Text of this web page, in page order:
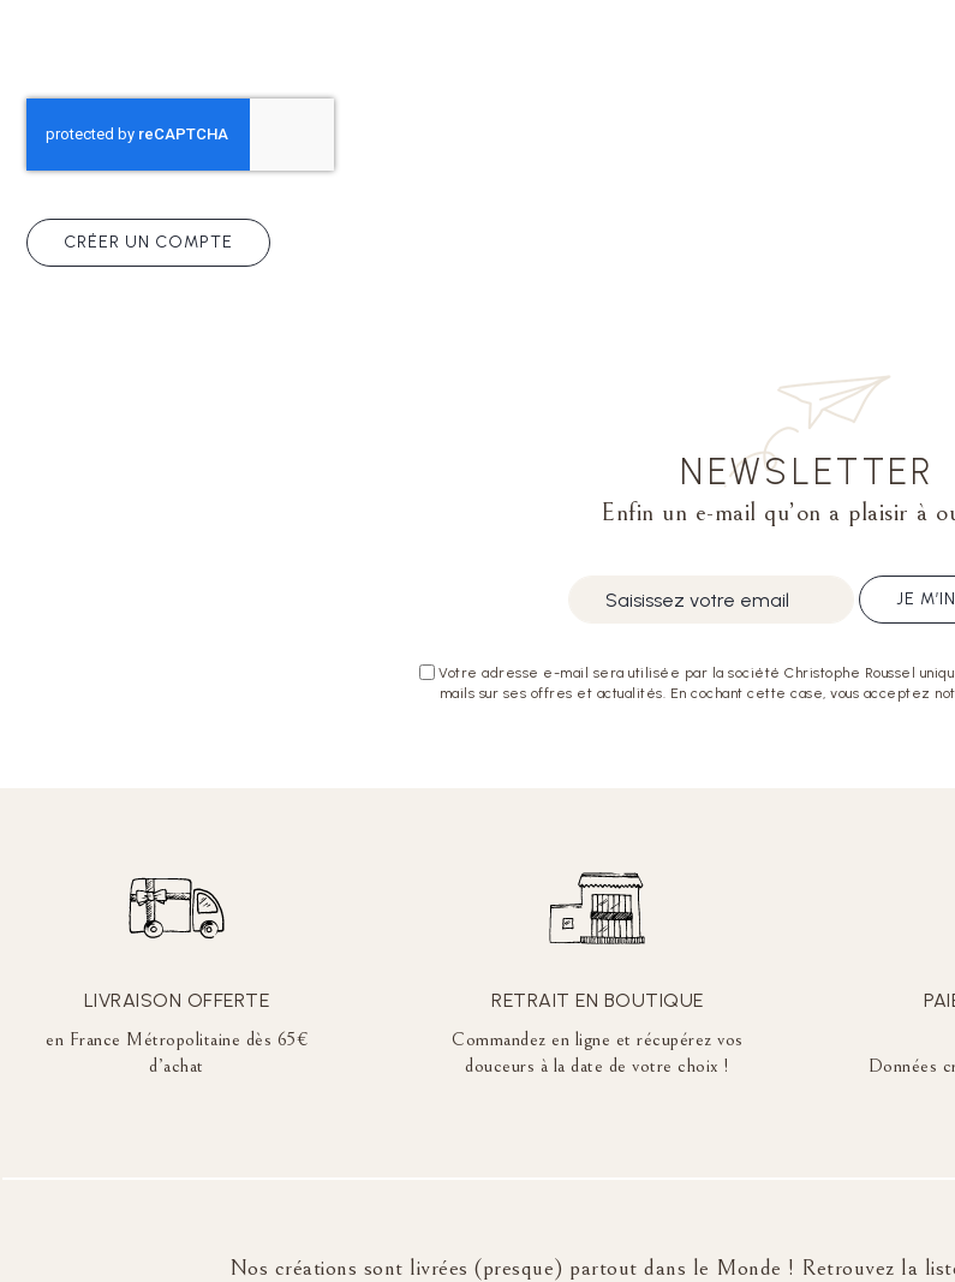
CRÉER UN COMPTE
NEWSLETTER
Enfin un e-mail qu’on a plaisir à
Votre adresse e-mail sera utilisée par la société Christophe Roussel
mails sur ses offres et actualités. En cochant cette case, vous acceptez
JE
LIVRAISON OFFERTE
en France Métropolitaine dès 65€
d’achat
RETRAIT EN BOUTIQUE
Commandez en ligne et récupérez vos
douceurs à la date de votre choix !
Données
Nos créations sont livrées (presque) partout dans le Monde ! Retrouvez la